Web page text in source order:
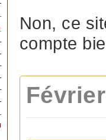
Non, ce
compte